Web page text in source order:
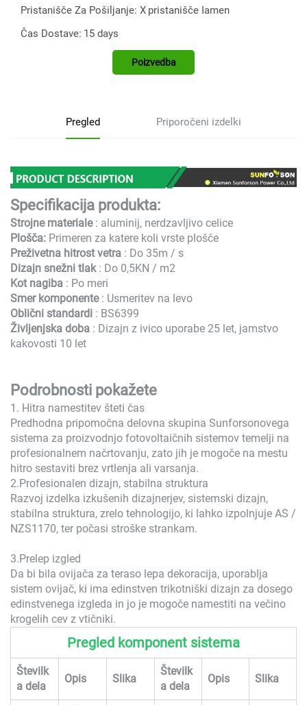
Pristanišče Za Pošiljanje: X pristanišče Iamen
Čas Dostave: 15 days
Poizvedba
Pregled Priporočeni izdelki
Specifikacija produkta:
Strojne materiale : aluminij, nerdzavljivo celice
Plošča: Primeren za katere koli vrste plošče
Preživetna hitrost vetra : Do 35m / s
Dizajn snežni tlak : Do 0,5KN / m2
Kot nagiba : Po meri
Smer komponente : Usmeritev na levo
Oblični standardi : BS6399
Življenjska doba : Dizajn z ivico uporabe 25 let, jamstvo
kakovosti 10 let
Podrobnosti pokažete
1. Hitra namestitev šteti čas
Predhodna pripomočna delovna skupina Sunforsonovega
sistema za proizvodnjo fotovoltaičnih sistemov temelji na
profesionalnem načrtovanju, zato jih je mogoče na mestu
hitro sestaviti brez vrtlenja ali varsanja.
2.Profesionalen dizajn, stabilna struktura
Razvoj izdelka izkušenih dizajnerjev, sistemski dizajn,
stabilna struktura, zrelo tehnologijo, ki lahko izpolnjuje AS /
NZS1170, ter počasi stroške strankam.
3.Prelep izgled
Da bi bila ovijača za teraso lepa dekoracija, uporablja
sistem ovijač, ki ima edinstven trikotniški dizajn za dosego
edinstvenega izgleda in jo je mogoče namestiti na večino
krogelih cev z vtičniki.
Pregled komponent sistema
Številk
a dela
Opis Slika
Številk
a dela
Opis Slika